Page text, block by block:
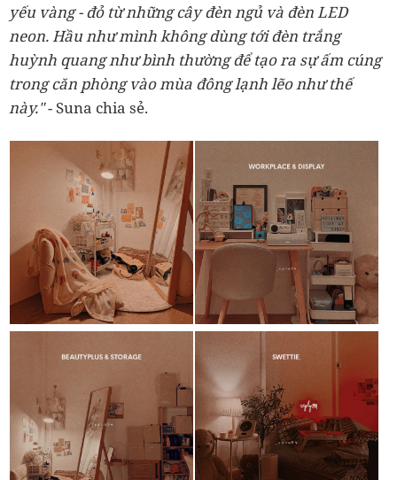
yếu vàng - đỏ từ những cây đèn ngủ và đèn LED
neon. Hầu như mình không dùng tới đèn trắng
huỳnh quang như bình thường để tạo ra sự ấm cúng
trong căn phòng vào mùa đông lạnh lẽo như thế
này."- Suna chia sẻ.